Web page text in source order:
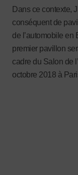
Dans ce contexte,
conséquent de
de l’automobile en
premier pavillon
cadre du Salon de
octobre 2018 à